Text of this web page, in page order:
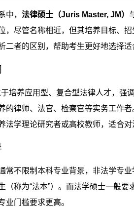
中， 法律硕士（Juris Master, JM）
，尽管名称相近，但其培养目标、
二者的区别，帮助考生更好地选择适
培养应用型、复合型法律人才，强
的律师、法官、检察官等实务工作者
法学理论研究者或高校教师，适合
常不限制本科专业背景，非法学专
（称为“法本”）。而法学硕士一般
业门槛要求更高。